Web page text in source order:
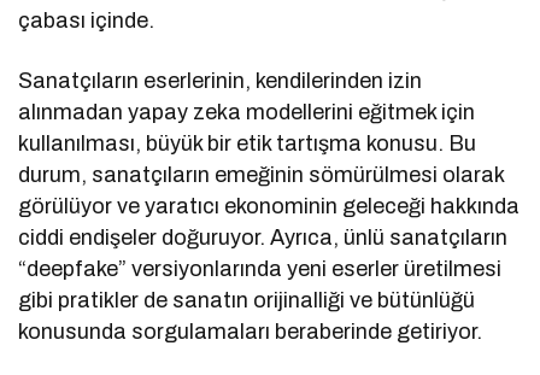
çabası içinde.
Sanatçıların eserlerinin, kendilerinden izin
alınmadan yapay zeka modellerini eğitmek için
kullanılması, büyük bir etik tartışma konusu. Bu
durum, sanatçıların emeğinin sömürülmesi olarak
görülüyor ve yaratıcı ekonominin geleceği hakkında
ciddi endişeler doğuruyor. Ayrıca, ünlü sanatçıların
“deepfake” versiyonlarında yeni eserler üretilmesi
gibi pratikler de sanatın orijinalliği ve bütünlüğü
konusunda sorgulamaları beraberinde getiriyor.